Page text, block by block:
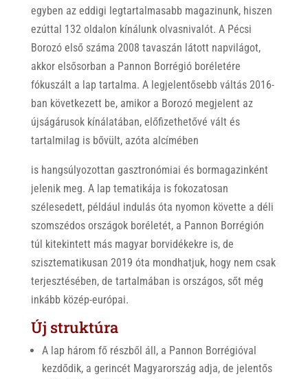
egyben az eddigi legtartalmasabb magazinunk, hiszen
ezúttal 132 oldalon kínálunk olvasnivalót. A Pécsi
Borozó első száma 2008 tavaszán látott napvilágot,
akkor elsősorban a Pannon Borrégió boréletére
fókuszált a lap tartalma. A legjelentősebb váltás 2016-
ban következett be, amikor a Borozó megjelent az
újságárusok kínálatában, előfizethetővé vált és
tartalmilag is bővült, azóta alcímében
is hangsúlyozottan gasztronómiai és bormagazinként
jelenik meg. A lap tematikája is fokozatosan
szélesedett, például indulás óta nyomon követte a déli
szomszédos országok boréletét, a Pannon Borrégión
túl kitekintett más magyar borvidékekre is, de
szisztematikusan 2019 óta mondhatjuk, hogy nem csak
terjesztésében, de tartalmában is országos, sőt még
inkább közép-európai.
Új struktúra
A lap három fő részből áll, a Pannon Borrégióval
kezdődik, a gerincét Magyarország adja, de jelentős